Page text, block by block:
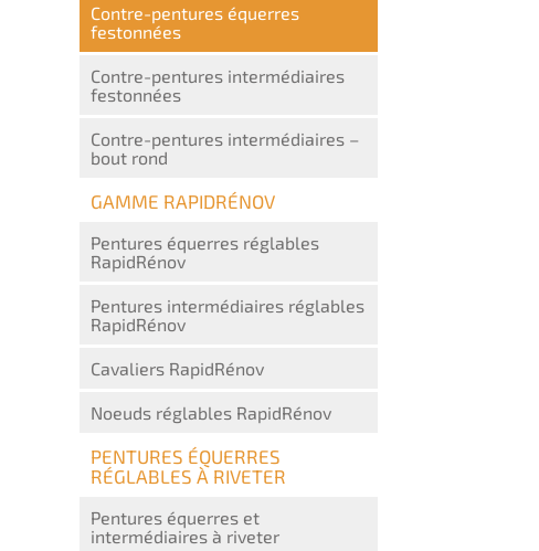
Contre-pentures équerres
festonnées
Contre-pentures intermédiaires
festonnées
Contre-pentures intermédiaires –
bout rond
GAMME RAPIDRÉNOV
Pentures équerres réglables
RapidRénov
Pentures intermédiaires réglables
RapidRénov
Cavaliers RapidRénov
Noeuds réglables RapidRénov
PENTURES ÉQUERRES
RÉGLABLES À RIVETER
Pentures équerres et
intermédiaires à riveter